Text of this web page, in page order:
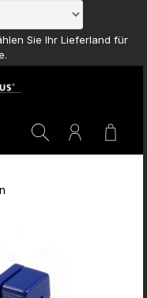
Sie Ihr Lieferland für